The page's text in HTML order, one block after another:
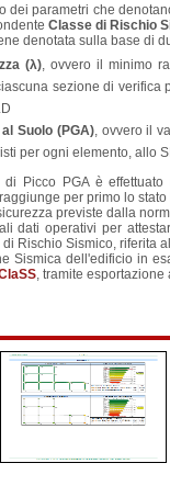
dei parametri che
Classe di Rischio
denotata sulla base di
(λ), ovvero il minimo
sezione di
Suolo (PGA), ovvero il
per ogni elemento, allo
di Picco PGA è
per primo lo
previste dalla
dati operativi per
Rischio Sismico, riferita
Sismica dell'edificio in
, tramite